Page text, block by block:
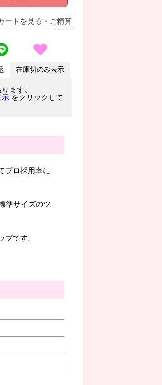
ートを見る ・ご精算
在庫切のみ表示
ます。
示 をクリックして
プロ採用率に
準サイズのツ
です。